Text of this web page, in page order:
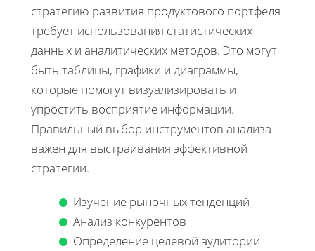
стратегию развития продуктового портфеля
требует использования статистических
данных и аналитических методов. Это могут
быть таблицы, графики и диаграммы,
которые помогут визуализировать и
упростить восприятие информации.
Правильный выбор инструментов анализа
важен для выстраивания эффективной
стратегии.
Изучение рыночных тенденций
Анализ конкурентов
Определение целевой аудитории